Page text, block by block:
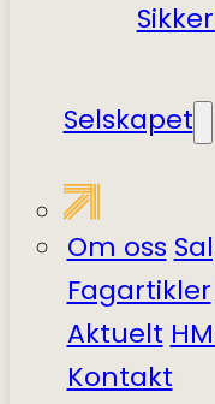
Selskapet
Om oss
Fagartikler
Aktuelt
Kontakt